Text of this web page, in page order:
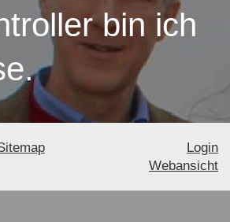
bin ich
Login
Webansicht